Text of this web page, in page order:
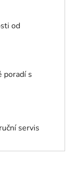
od
poradí s
servis